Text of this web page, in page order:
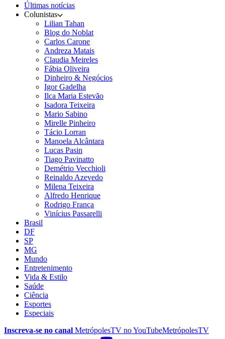
Últimas notícias
Colunistas
Lilian Tahan
Blog do Noblat
Carlos Carone
Andreza Matais
Claudia Meireles
Fábia Oliveira
Dinheiro & Negócios
Igor Gadelha
Ilca Maria Estevão
Isadora Teixeira
Mario Sabino
Mirelle Pinheiro
Tácio Lorran
Manoela Alcântara
Lucas Pasin
Tiago Pavinatto
Demétrio Vecchioli
Reinaldo Azevedo
Milena Teixeira
Alfredo Henrique
Rodrigo França
Vinícius Passarelli
Brasil
DF
SP
MG
Mundo
Entretenimento
Vida & Estilo
Saúde
Ciência
Esportes
Especiais
Inscreva-se no canal MetrópolesTV noYouTubeMetrópolesTV